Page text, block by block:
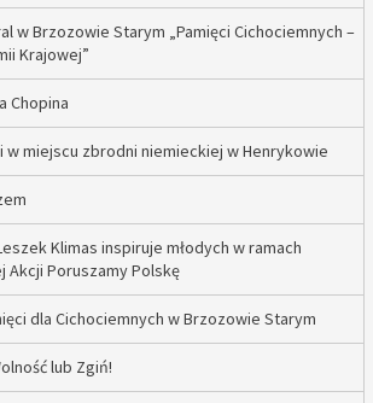
w Brzozowie Starym „Pamięci Cichociemnych –
Krajowej”
Chopina
w miejscu zbrodni niemieckiej w Henrykowie
Klimas inspiruje młodych w ramach
Akcji Poruszamy Polskę
dla Cichociemnych w Brzozowie Starym
lub Zgiń!